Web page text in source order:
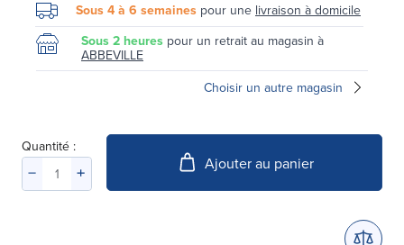
Sous 4 à 6 semaines pour une livraison à domicile
Sous 2 heures pour un retrait au magasin à
ABBEVILLE
Choisir un autre magasin
Quantité :
Ajouter au panier